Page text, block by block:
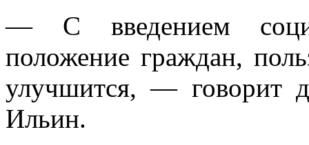
— С введением
положение граждан,
улучшится, — говорит
Ильин.